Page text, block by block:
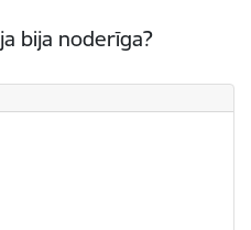
bija noderīga?